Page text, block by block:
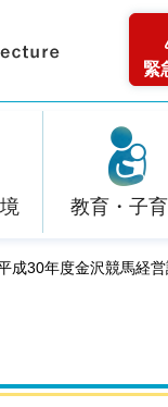
緊
教育・子
成30年度金沢競馬経